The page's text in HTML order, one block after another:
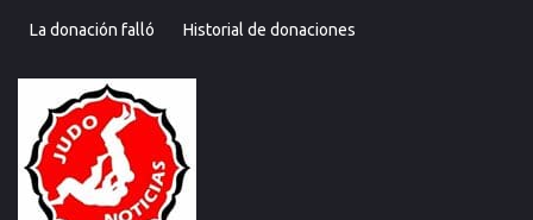
La donación falló Historial de donaciones